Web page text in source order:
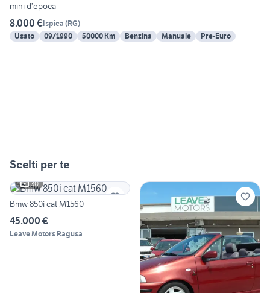
mini d’epoca
8.000 €Ispica (RG)
Usato
09/1990 50000 Km Benzina Manuale Pre-Euro
Scelti per te
30
Bmw 850i cat M1560
45.000 €
Leave Motors Ragusa